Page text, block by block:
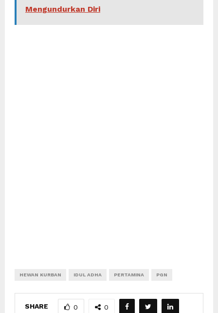
Mengundurkan Diri
HEWAN KURBAN IDUL ADHA PERTAMINA PGN
SHARE 0 0